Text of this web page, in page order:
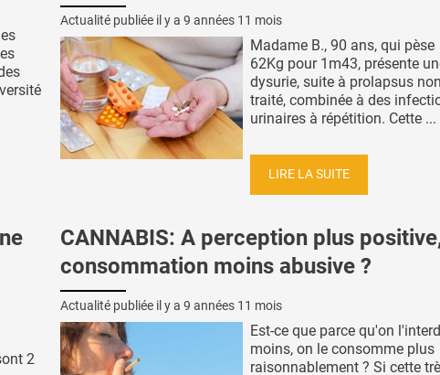
Actualité publiée il y a 9 années 11 mois
Madame B., 90 ans, qui pèse
62Kg pour 1m43, présente
dysurie, suite à prolapsus non
traité, combinée à des
urinaires à répétition. Cette ...
LIRE LA SUITE
2
CANNABIS: A perception plus
consommation moins abusive ?
Actualité publiée il y a 9 années 11 mois
Est-ce que parce qu'on
moins, on le consomme plus
raisonnablement ? Si cette